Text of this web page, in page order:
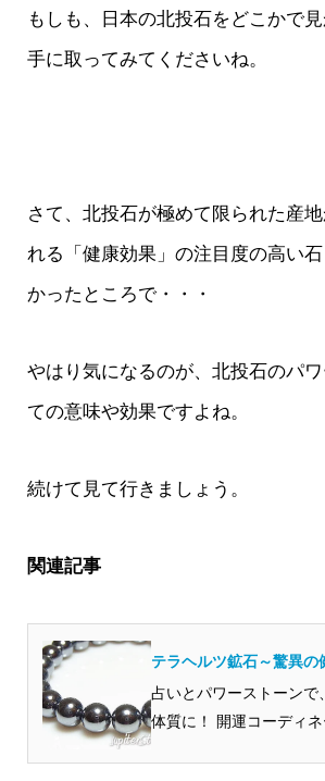
もしも、日本の北投石をどこかで
手に取ってみてくださいね。
さて、北投石が極めて限られた産
れる「健康効果」の注目度の高い
かったところで・・・
やはり気になるのが、北投石のパ
ての意味や効果ですよね。
続けて見て行きましょう。
関連記事
テラヘルツ鉱石～驚異の
ンアイテムをご紹介しま
占いとパワーストーンで
体質に！ 開運コーディネ